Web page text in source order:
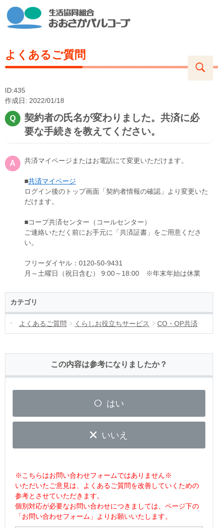
よくあるご質問
ID:435
作成日: 2022/01/18
契約者の氏名が変わりました。共済に必
要な手続きを教えてください。
共済マイページまたはお電話にて変更いただけます。
■共済マイページ
ログイン後のトップ画面「契約者情報の確認」より変更いた
だけます。
■コープ共済センター（コールセンター）
ご連絡いただく前にお手元に「共済証書」をご用意くださ
い。
フリーダイヤル：0120-50-9431
月～土曜日（祝日含む） 9:00～18:00 ※年末年始は休業
カテゴリ
よくあるご質問 くらしお役立ちサービス CO・OP共済
この内容は参考になりましたか？
はい
いいえ
※こちらはお問い合わせフォームではありません※
いただいたご意見は、よくあるご質問を改善していくための
参考とさせていただきます。
個別対応が必要なお問い合わせにつきましては、ページ下の
「お問い合わせフォーム」よりお願いいたします。